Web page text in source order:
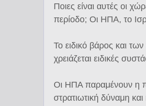
Ποιες είναι αυτές οι
περίοδο; Οι ΗΠΑ, το
Το ειδικό βάρος και
χρειάζεται ειδικές
Οι ΗΠΑ παραμένουν η
στρατιωτική δύναμη